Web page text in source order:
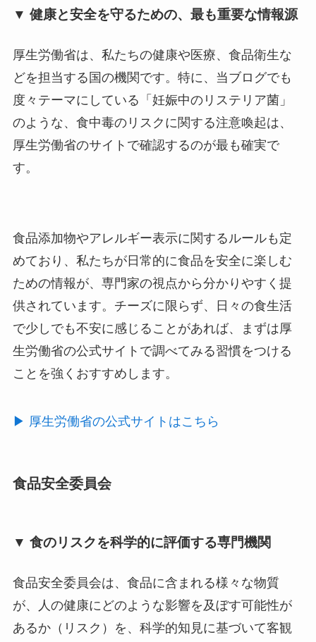
▼ 健康と安全を守るための、最も重要な情報源
厚生労働省は、私たちの健康や医療、食品衛生な
どを担当する国の機関です。特に、当ブログでも
度々テーマにしている「妊娠中のリステリア菌」
のような、食中毒のリスクに関する注意喚起は、
厚生労働省のサイトで確認するのが最も確実で
す。
食品添加物やアレルギー表示に関するルールも定
めており、私たちが日常的に食品を安全に楽しむ
ための情報が、専門家の視点から分かりやすく提
供されています。チーズに限らず、日々の食生活
で少しでも不安に感じることがあれば、まずは厚
生労働省の公式サイトで調べてみる習慣をつける
ことを強くおすすめします。
▶︎ 厚生労働省の公式サイトはこちら
食品安全委員会
▼ 食のリスクを科学的に評価する専門機関
食品安全委員会は、食品に含まれる様々な物質
が、人の健康にどのような影響を及ぼす可能性が
あるか（リスク）を、科学的知見に基づいて客観